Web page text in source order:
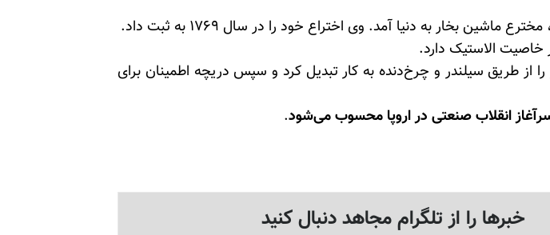
ماشین بخار به دنیا آمد. وی اختراع خود را در سال ۱۷۶۹ به ثبت داد.
خاصیت الاستیک دارد.
از طریق سیلندر و چرخ‌دنده به کار تبدیل کرد و سپس دریچه اطمینان برای
انقلاب صنعتی در اروپا محسوب می‌شود.
خبرها را از تلگرام مجاهد دنبال کنید